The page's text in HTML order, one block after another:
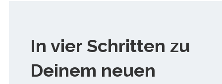
In vier Schritten zu
Deinem neuen